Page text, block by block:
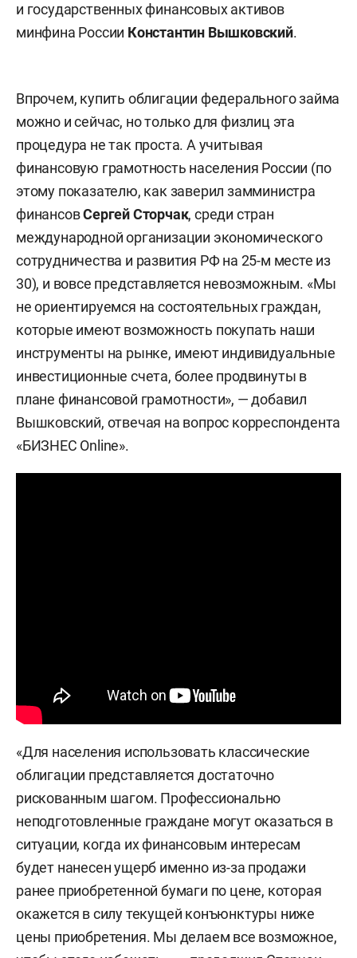
и государственных финансовых активов
минфина России Константин Вышковский.
Впрочем, купить облигации федерального займа
можно и сейчас, но только для физлиц эта
процедура не так проста. А учитывая
финансовую грамотность населения России (по
этому показателю, как заверил замминистра
финансовСергей Сторчак, среди стран
международной организации экономического
сотрудничества и развития РФ на 25-м месте из
30), и вовсе представляется невозможным. «Мы
не ориентируемся на состоятельных граждан,
которые имеют возможность покупать наши
инструменты на рынке, имеют индивидуальные
инвестиционные счета, более продвинуты в
плане финансовой грамотности», — добавил
Вышковский, отвечая на вопрос корреспондента
«БИЗНЕС Online».
«Для населения использовать классические
облигации представляется достаточно
рискованным шагом. Профессионально
неподготовленные граждане могут оказаться в
ситуации, когда их финансовым интересам
будет нанесен ущерб именно из-за продажи
ранее приобретенной бумаги по цене, которая
окажется в силу текущей конъюнктуры ниже
цены приобретения. Мы делаем все возможное,